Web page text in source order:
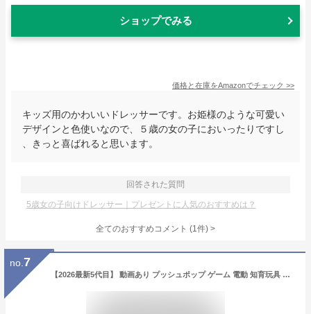
ショップでみる
価格と在庫をAmazonでチェック >>
キッズ用のかわいいドレッサーです。お姫様のような可愛い
デザインと色使いなので、５歳の女の子においったりですし
、きっと喜ばれると思います。
回答された質問
5歳女の子向けドレッサー｜プレゼントに人気のおすすめは？
全てのおすすめコメント (1件) >
no. 7
【2026最新5代目】 動画あり プッシュポップ ゲーム 電動 知育玩具 男の子 女の子 誕生日プレゼント 5歳6歳7歳 小学生 おもちゃ 人気 早